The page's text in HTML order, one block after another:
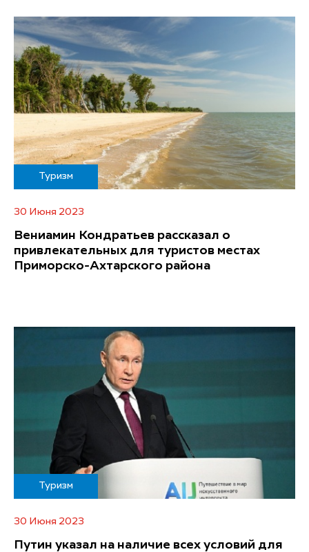
Туризм
30 Июня 2023
Вениамин Кондратьев рассказал о
привлекательных для туристов местах
Приморско-Ахтарского района
Туризм
30 Июня 2023
Путин указал на наличие всех условий для